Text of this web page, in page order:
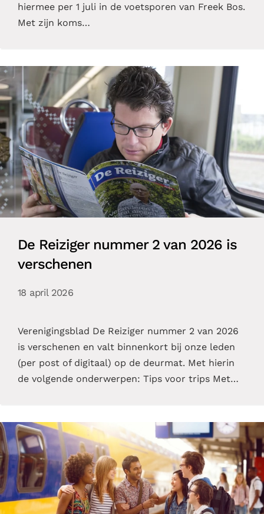
hiermee per 1 juli in de voetsporen van Freek Bos.
Met zijn koms…
De Reiziger nummer 2 van 2026 is
verschenen
18 april 2026
Verenigingsblad De Reiziger nummer 2 van 2026
is verschenen en valt binnenkort bij onze leden
(per post of digitaal) op de deurmat. Met hierin
de volgende onderwerpen: Tips voor trips Met…